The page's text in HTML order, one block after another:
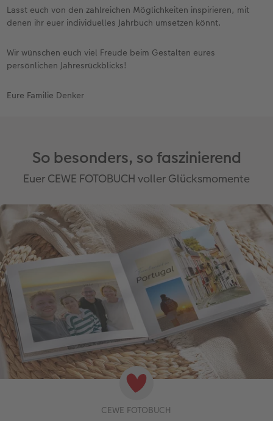
Lasst euch von den zahlreichen Möglichkeiten inspirieren, mit
denen ihr euer individuelles Jahrbuch umsetzen könnt.
Wir wünschen euch viel Freude beim Gestalten eures
persönlichen Jahresrückblicks!
Eure Familie Denker
So besonders, so faszinierend
Euer CEWE FOTOBUCH voller Glücksmomente
CEWE FOTOBUCH